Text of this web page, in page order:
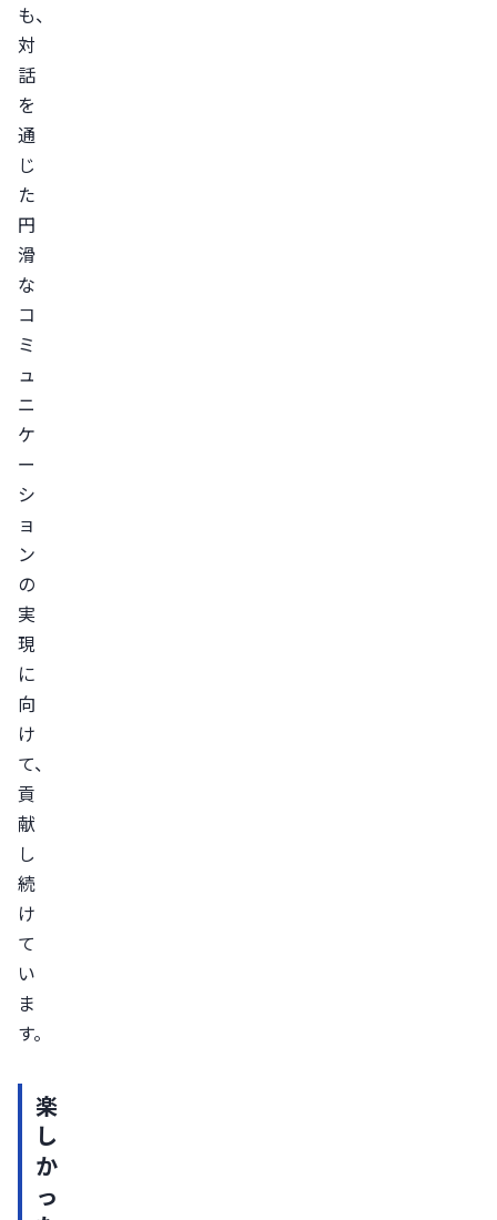
も、
対
話
を
通
じ
た
円
滑
な
コ
ミ
ュ
ニ
ケ
ー
シ
ョ
ン
の
実
現
に
向
け
て、
貢
献
し
続
け
て
い
ま
す。
楽
し
か
っ